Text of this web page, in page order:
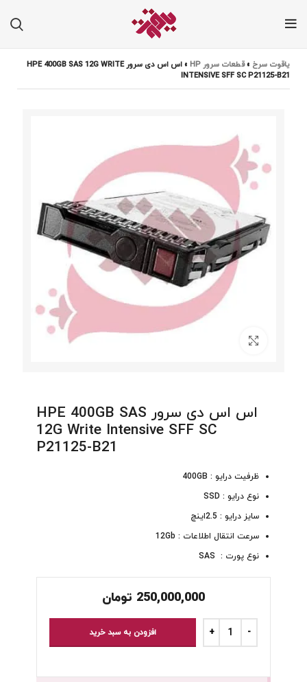
یاقوت سرخ »قطعات سرور HP »
اس اس دی سرور HPE 400GB SAS 12G WRITE
INTENSIVE SFF SC P21125-B21
اس اس دی سرور HPE 400GB SAS
12G Write Intensive SFF SC
P21125-B21
ظرفیت درایو : 400GB
نوع درایو : SSD
سایز درایو : 2.5اینچ
سرعت انتقال اطلاعات : 12Gb
نوع پورت : SAS
250,000,000 تومان
افزودن به سبد خرید